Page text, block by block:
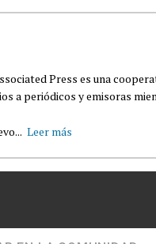
Press es una
a periódicos y emisoras
Leer más